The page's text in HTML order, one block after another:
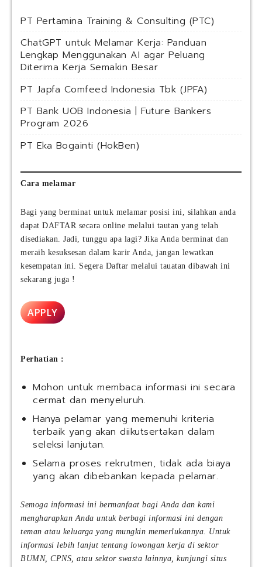
PT Pertamina Training & Consulting (PTC)
ChatGPT untuk Melamar Kerja: Panduan
Lengkap Menggunakan AI agar Peluang
Diterima Kerja Semakin Besar
PT Japfa Comfeed Indonesia Tbk (JPFA)
PT Bank UOB Indonesia | Future Bankers
Program 2026
PT Eka Bogainti (HokBen)
Cara melamar
Bagi yang berminat untuk melamar posisi ini, silahkan anda
dapat DAFTAR secara online melalui tautan yang telah
disediakan. Jadi, tunggu apa lagi? Jika Anda berminat dan
meraih kesuksesan dalam karir Anda, jangan lewatkan
kesempatan ini. Segera Daftar melalui tauatan dibawah ini
sekarang juga !
APPLY
Perhatian :
Mohon untuk membaca informasi ini secara
cermat dan menyeluruh.
Hanya pelamar yang memenuhi kriteria
terbaik yang akan diikutsertakan dalam
seleksi lanjutan.
Selama proses rekrutmen, tidak ada biaya
yang akan dibebankan kepada pelamar.
Semoga informasi ini bermanfaat bagi Anda dan kami
mengharapkan Anda untuk berbagi informasi ini dengan
teman atau keluarga yang mungkin memerlukannya. Untuk
informasi lebih lanjut tentang lowongan kerja di sektor
BUMN, CPNS, atau sektor swasta lainnya, kunjungi situs